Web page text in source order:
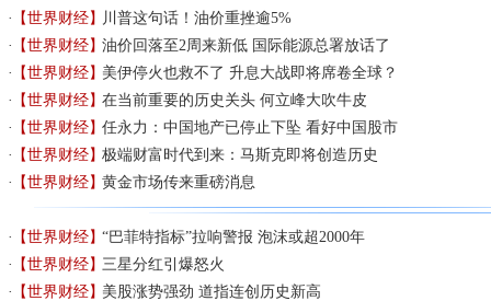
【世界财经】 川普这句话！油价重挫逾5%
【世界财经】油价回落至2周来新低 国际能源总署放话了
【世界财经】美伊停火也救不了 升息大战即将席卷全球？
【世界财经】在当前重要的历史关头 何立峰大吹牛皮
【世界财经】任永力：中国地产已停止下坠 看好中国股市
【世界财经】极端财富时代到来：马斯克即将创造历史
【世界财经】黄金市场传来重磅消息
【世界财经】“巴菲特指标”拉响警报 泡沫或超2000年
【世界财经】三星分红引爆怒火
【世界财经】美股涨势强劲 道指连创历史新高